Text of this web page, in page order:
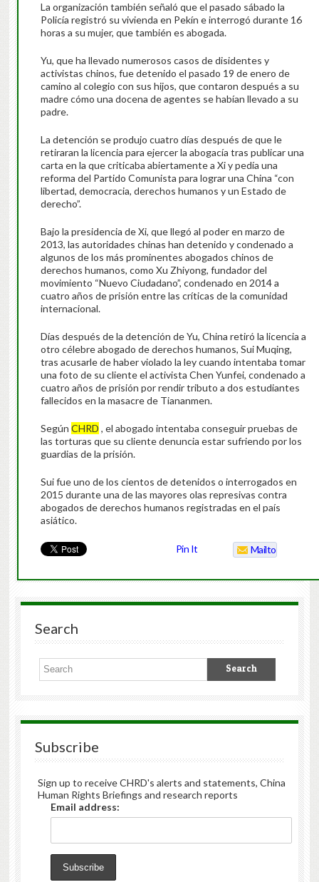
La organización también señaló que el pasado sábado la
Policía registró su vivienda en Pekín e interrogó durante 16
horas a su mujer, que también es abogada.
Yu, que ha llevado numerosos casos de disidentes y
activistas chinos, fue detenido el pasado 19 de enero de
camino al colegio con sus hijos, que contaron después a su
madre cómo una docena de agentes se habían llevado a su
padre.
La detención se produjo cuatro días después de que le
retiraran la licencia para ejercer la abogacía tras publicar una
carta en la que criticaba abiertamente a Xi y pedía una
reforma del Partido Comunista para lograr una China “con
libertad, democracia, derechos humanos y un Estado de
derecho”.
Bajo la presidencia de Xi, que llegó al poder en marzo de
2013, las autoridades chinas han detenido y condenado a
algunos de los más prominentes abogados chinos de
derechos humanos, como Xu Zhiyong, fundador del
movimiento “Nuevo Ciudadano”, condenado en 2014 a
cuatro años de prisión entre las críticas de la comunidad
internacional.
Días después de la detención de Yu, China retiró la licencia a
otro célebre abogado de derechos humanos, Sui Muqing,
tras acusarle de haber violado la ley cuando intentaba tomar
una foto de su cliente el activista Chen Yunfei, condenado a
cuatro años de prisión por rendir tributo a dos estudiantes
fallecidos en la masacre de Tiananmen.
Según CHRD , el abogado intentaba conseguir pruebas de
las torturas que su cliente denuncia estar sufriendo por los
guardias de la prisión.
Sui fue uno de los cientos de detenidos o interrogados en
2015 durante una de las mayores olas represivas contra
abogados de derechos humanos registradas en el país
asiático.
Pin It Mailto
Search
Subscribe
Sign up to receive CHRD's alerts and statements, China
Human Rights Briefings and research reports
Email address: